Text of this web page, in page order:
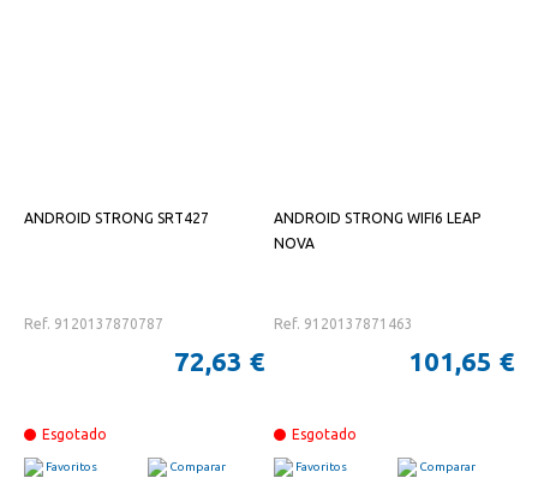
ANDROID STRONG SRT427
Ref. 9120137870787
72,63 €
Esgotado
Favoritos Comparar
ANDROID STRONG WIFI6 LEAP
NOVA
Ref. 9120137871463
101,65 €
Esgotado
Favoritos Comparar